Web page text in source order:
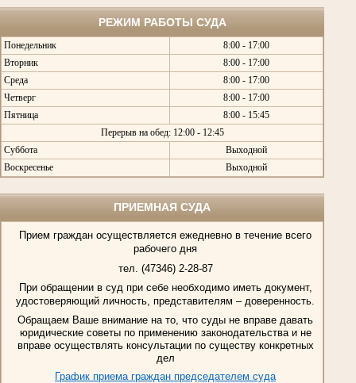
РЕЖИМ РАБОТЫ СУДА
Понедельник
8:00 - 17:00
Вторник
8:00 - 17:00
Среда
8:00 - 17:00
Четверг
8:00 - 17:00
Пятница
8:00 - 15:45
Перерыв на обед: 12:00 - 12:45
Суббота
Выходной
Воскресенье
Выходной
ПРИЕМНАЯ СУДА
Прием граждан осуществляется ежедневно в течение всего
рабочего дня
тел. (47346) 2-28-87
При обращении в суд при себе необходимо иметь документ,
удостоверяющий личность, представителям – доверенность.
Обращаем Ваше внимание на то, что суды не вправе давать
юридические советы по применению законодательства и не
вправе осуществлять консультации по существу конкретных
дел
График приема граждан председателем суда